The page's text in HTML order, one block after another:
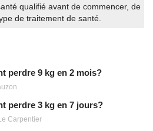
qualifié avant de commencer, de
de traitement de santé.
perdre 9 kg en 2 mois?
perdre 3 kg en 7 jours?
Carpentier